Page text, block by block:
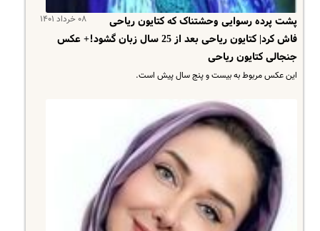
۰۸ خرداد ۱۴۰۱
پشت پرده رسوایی وحشتناک که کتایون ریاحی
فاش کرد| کتایون ریاحی بعد از 25 سال زبان گشود!+ عکس
جنجالی کتایون ریاحی
این عکس مربوط به بیست و پنج سال پیش است.